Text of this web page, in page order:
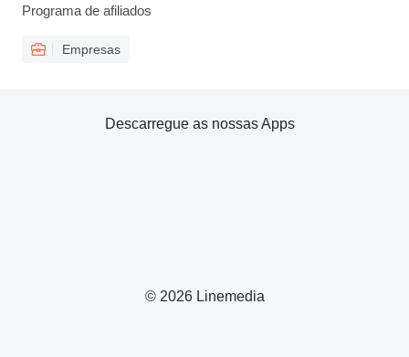
Programa de afiliados
Empresas
© 2026 Linemedia
Descarregue as nossas Apps